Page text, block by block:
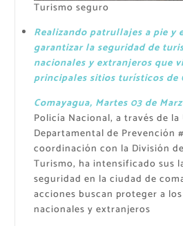
Turismo seguro
Realizando patrullajes a pie y
garantizar la seguridad de
nacionales y extranjeros que
principales sitios turísticos de
Comayagua, Martes 03 de
Policía Nacional, a través de la
Departamental de Prevención
coordinación con la División
Turismo, ha intensificado sus
seguridad en la ciudad de
acciones buscan proteger a
nacionales y extranjeros